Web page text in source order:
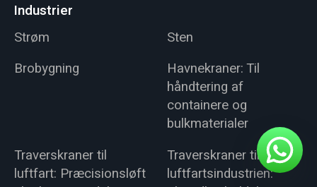
Industrier
Strøm
Sten
Brobygning
Havnekraner: Til
håndtering af
containere og
bulkmaterialer
Traverskraner til
luftfart: Præcisionsløft
Traverskraner til
luftfartsindustrien: